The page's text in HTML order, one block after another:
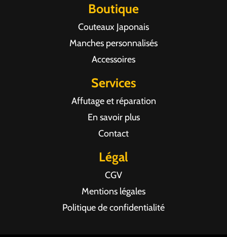
Boutique
Couteaux Japonais
Manches personnalisés
Accessoires
Services
Affutage et réparation
En savoir plus
Contact
Légal
CGV
Mentions légales
Politique de confidentialité